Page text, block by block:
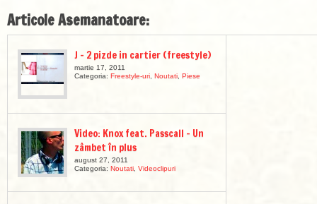
Articole Asemanatoare:
J – 2 pizde in cartier (freestyle)
martie 17, 2011
Categoria: Freestyle-uri Noutati Piese
Video: Knox feat. Passcall – Un
zâmbet în plus
august 27, 2011
Categoria: Noutati Videoclipuri